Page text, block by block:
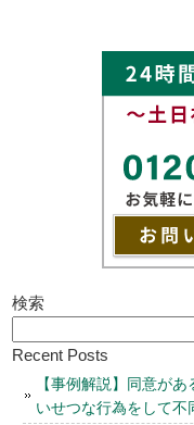
検索
Recent Posts
【事例解説】同意が
いせつな行為をして不